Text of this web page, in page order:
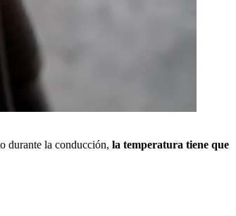
durante la conducción, la temperatura tiene que